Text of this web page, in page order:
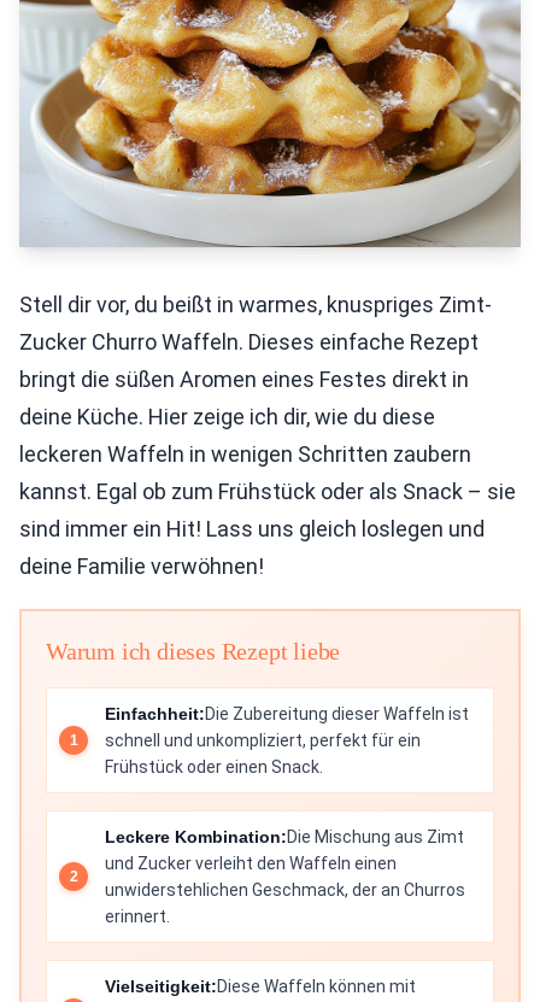
Stell dir vor, du beißt in warmes, knuspriges Zimt-
Zucker Churro Waffeln. Dieses einfache Rezept
bringt die süßen Aromen eines Festes direkt in
deine Küche. Hier zeige ich dir, wie du diese
leckeren Waffeln in wenigen Schritten zaubern
kannst. Egal ob zum Frühstück oder als Snack – sie
sind immer ein Hit! Lass uns gleich loslegen und
deine Familie verwöhnen!
Warum ich dieses Rezept liebe
Einfachheit:Die Zubereitung dieser Waffeln ist
schnell und unkompliziert, perfekt für ein
Frühstück oder einen Snack.
Leckere Kombination:Die Mischung aus Zimt
und Zucker verleiht den Waffeln einen
unwiderstehlichen Geschmack, der an Churros
erinnert.
Vielseitigkeit:Diese Waffeln können mit